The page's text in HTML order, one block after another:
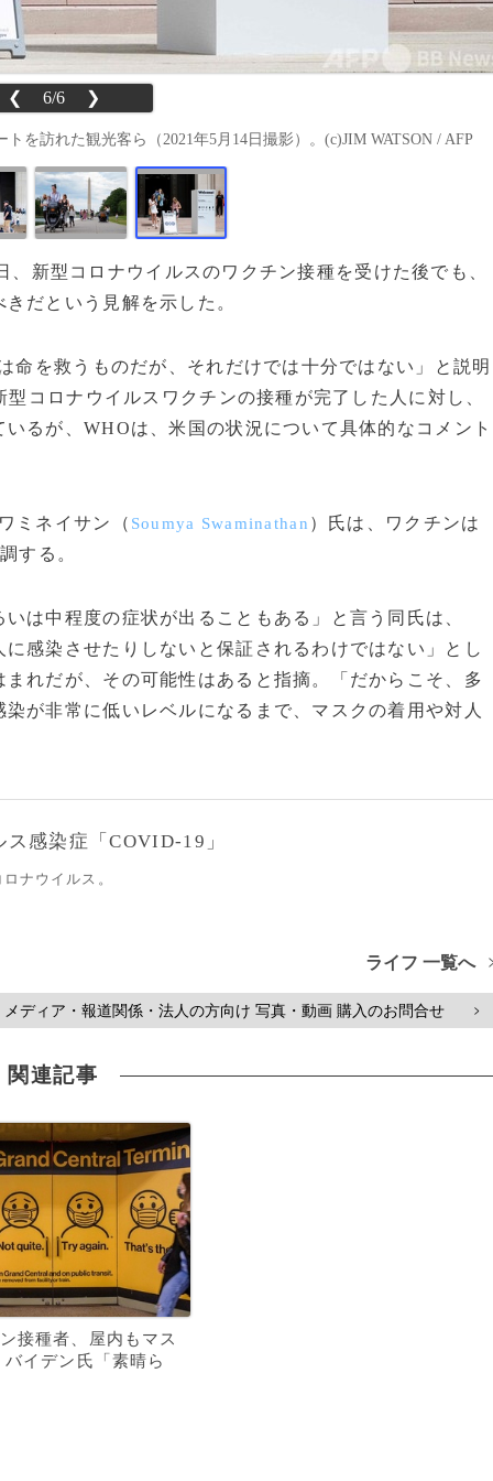
❮ 6/6 ❯
を訪れた観光客ら（2021年5月14日撮影）。(c)JIM WATSON / AFP
、新型コロナウイルスのワクチン接種を受けた後でも、
だという見解を示した。
を救うものだが、それだけでは十分ではない」と説明
型コロナウイルスワクチンの接種が完了した人に対し、
るが、WHOは、米国の状況について具体的なコメント
ミネイサン（ Soumya Swaminathan ）氏は、ワクチンは
する。
は中程度の症状が出ることもある」と言う同氏は、
感染させたりしないと保証されるわけではない」とし
れだが、その可能性はあると指摘。「だからこそ、多
が非常に低いレベルになるまで、マスクの着用や対人
感染症「COVID-19」
ナウイルス。
ライフ 一覧へ
メディア・報道関係・法人の方向け 写真・動画 購入のお問合せ >
関連記事
接種者、屋内もマス
イデン氏「素晴ら